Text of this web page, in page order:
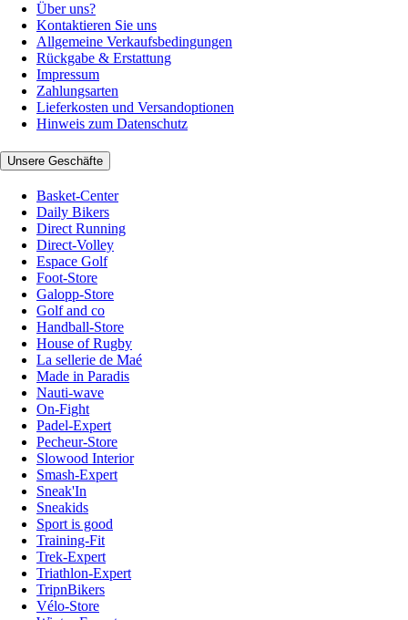
Über uns?
Kontaktieren Sie uns
Allgemeine Verkaufsbedingungen
Rückgabe & Erstattung
Impressum
Zahlungsarten
Lieferkosten und Versandoptionen
Hinweis zum Datenschutz
Unsere Geschäfte
Basket-Center
Daily Bikers
Direct Running
Direct-Volley
Espace Golf
Foot-Store
Galopp-Store
Golf and co
Handball-Store
House of Rugby
La sellerie de Maé
Made in Paradis
Nauti-wave
On-Fight
Padel-Expert
Pecheur-Store
Slowood Interior
Smash-Expert
Sneak'In
Sneakids
Sport is good
Training-Fit
Trek-Expert
Triathlon-Expert
TripnBikers
Vélo-Store